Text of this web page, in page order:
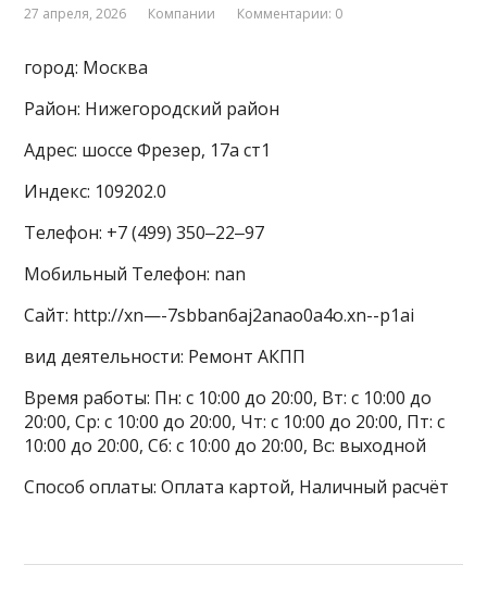
27 апреля, 2026 Компании Комментарии: 0
город: Москва
Район: Нижегородский район
Адрес: шоссе Фрезер, 17а ст1
Индекс: 109202.0
Телефон: +7 (499) 350‒22‒97
Мобильный Телефон: nan
Сайт: http://xn—-7sbban6aj2anao0a4o.xn--p1ai
вид деятельности: Ремонт АКПП
Время работы: Пн: с 10:00 до 20:00, Вт: с 10:00 до
20:00, Ср: с 10:00 до 20:00, Чт: с 10:00 до 20:00, Пт: с
10:00 до 20:00, Сб: с 10:00 до 20:00, Вс: выходной
Способ оплаты: Оплата картой, Наличный расчёт